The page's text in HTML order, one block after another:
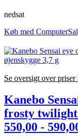
nedsat
Køb med
Se oversigt over priser
Kanebo
frosty twilight
550,00 -